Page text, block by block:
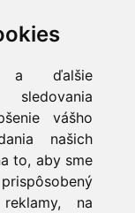
a ďalšie
vášho
našich
to, aby sme
na
a viete ich
produkcie